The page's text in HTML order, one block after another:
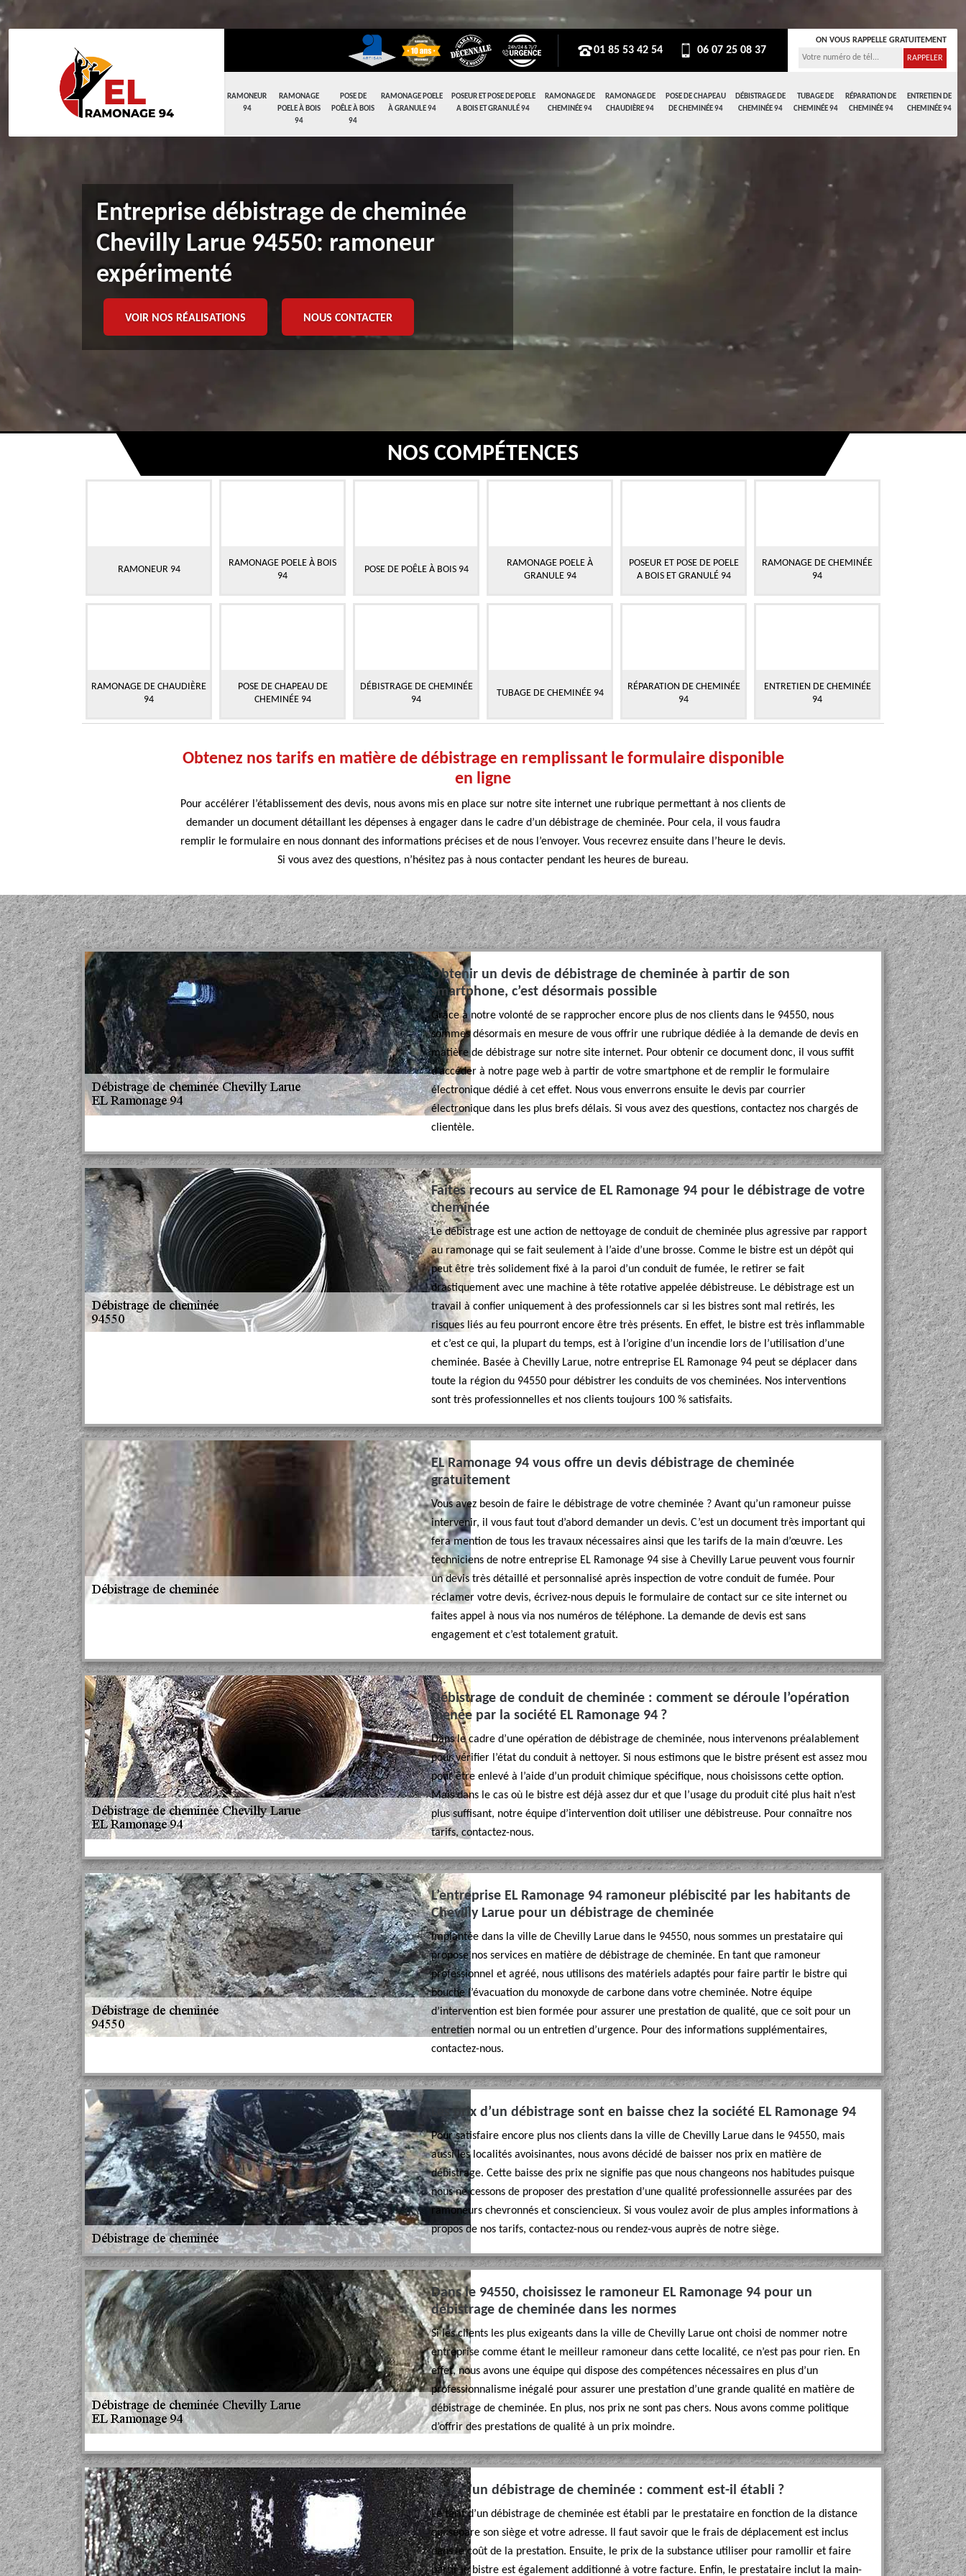
RAMONEUR
94
RAMONAGE
POELE À BOIS
94
POSE DE
POÊLE À BOIS
94
RAMONAGE POELE
À GRANULE 94
POSEUR ET POSE DE POELE
A BOIS ET GRANULÉ 94
RAMONAGE DE
CHEMINÉE 94
RAMONAGE DE
CHAUDIÈRE 94
POSE DE CHAPEAU
DE CHEMINÉE 94
DÉBISTRAGE DE
CHEMINÉE 94
TUBAGE DE
CHEMINÉE 94
RÉPARATION DE
CHEMINÉE 94
ENTRETIEN DE
CHEMINÉE 94
01 85 53 42 54 06 07 25 08 37
ON VOUS RAPPELLE GRATUITEMENT
Entreprise débistrage de cheminée
Chevilly Larue 94550: ramoneur
expérimenté
VOIR NOS RÉALISATIONS NOUS CONTACTER
NOS COMPÉTENCES
RAMONEUR 94
RAMONAGE POELE À BOIS
94
POSE DE POÊLE À BOIS 94
RAMONAGE POELE À
GRANULE 94
POSEUR ET POSE DE POELE
A BOIS ET GRANULÉ 94
RAMONAGE DE CHEMINÉE
94
RAMONAGE DE CHAUDIÈRE
94
POSE DE CHAPEAU DE
CHEMINÉE 94
DÉBISTRAGE DE CHEMINÉE
94
TUBAGE DE CHEMINÉE 94
RÉPARATION DE CHEMINÉE
94
ENTRETIEN DE CHEMINÉE
94
Obtenez nos tarifs en matière de débistrage en remplissant le formulaire disponible
en ligne
Pour accélérer l’établissement des devis, nous avons mis en place sur notre site internet une rubrique permettant à nos clients de
demander un document détaillant les dépenses à engager dans le cadre d’un débistrage de cheminée. Pour cela, il vous faudra
remplir le formulaire en nous donnant des informations précises et de nous l’envoyer. Vous recevrez ensuite dans l’heure le devis.
Si vous avez des questions, n’hésitez pas à nous contacter pendant les heures de bureau.
Obtenir un devis de débistrage de cheminée à partir de son
smartphone, c’est désormais possible
Grâce à notre volonté de se rapprocher encore plus de nos clients dans le 94550, nous
sommes désormais en mesure de vous offrir une rubrique dédiée à la demande de devis en
matière de débistrage sur notre site internet. Pour obtenir ce document donc, il vous suffit
d’accéder à notre page web à partir de votre smartphone et de remplir le formulaire
électronique dédié à cet effet. Nous vous enverrons ensuite le devis par courrier
électronique dans les plus brefs délais. Si vous avez des questions, contactez nos chargés de
clientèle.
Faites recours au service de EL Ramonage 94 pour le débistrage de votre
cheminée
Le débistrage est une action de nettoyage de conduit de cheminée plus agressive par rapport
au ramonage qui se fait seulement à l’aide d’une brosse. Comme le bistre est un dépôt qui
peut être très solidement fixé à la paroi d’un conduit de fumée, le retirer se fait
drastiquement avec une machine à tête rotative appelée débistreuse. Le débistrage est un
travail à confier uniquement à des professionnels car si les bistres sont mal retirés, les
risques liés au feu pourront encore être très présents. En effet, le bistre est très inflammable
et c’est ce qui, la plupart du temps, est à l’origine d’un incendie lors de l’utilisation d’une
cheminée. Basée à Chevilly Larue, notre entreprise EL Ramonage 94 peut se déplacer dans
toute la région du 94550 pour débistrer les conduits de vos cheminées. Nos interventions
sont très professionnelles et nos clients toujours 100 % satisfaits.
EL Ramonage 94 vous offre un devis débistrage de cheminée
gratuitement
Vous avez besoin de faire le débistrage de votre cheminée ? Avant qu’un ramoneur puisse
intervenir, il vous faut tout d’abord demander un devis. C’est un document très important qui
fera mention de tous les travaux nécessaires ainsi que les tarifs de la main d’œuvre. Les
techniciens de notre entreprise EL Ramonage 94 sise à Chevilly Larue peuvent vous fournir
un devis très détaillé et personnalisé après inspection de votre conduit de fumée. Pour
réclamer votre devis, écrivez-nous depuis le formulaire de contact sur ce site internet ou
faites appel à nous via nos numéros de téléphone. La demande de devis est sans
engagement et c’est totalement gratuit.
Débistrage de conduit de cheminée : comment se déroule l’opération
menée par la société EL Ramonage 94 ?
Dans le cadre d’une opération de débistrage de cheminée, nous intervenons préalablement
pour vérifier l’état du conduit à nettoyer. Si nous estimons que le bistre présent est assez mou
pour être enlevé à l’aide d’un produit chimique spécifique, nous choisissons cette option.
Mais dans le cas où le bistre est déjà assez dur et que l’usage du produit cité plus hait n’est
plus suffisant, notre équipe d’intervention doit utiliser une débistreuse. Pour connaître nos
tarifs, contactez-nous.
L’entreprise EL Ramonage 94 ramoneur plébiscité par les habitants de
Chevilly Larue pour un débistrage de cheminée
Implantée dans la ville de Chevilly Larue dans le 94550, nous sommes un prestataire qui
propose nos services en matière de débistrage de cheminée. En tant que ramoneur
professionnel et agréé, nous utilisons des matériels adaptés pour faire partir le bistre qui
bouche l’évacuation du monoxyde de carbone dans votre cheminée. Notre équipe
d’intervention est bien formée pour assurer une prestation de qualité, que ce soit pour un
entretien normal ou un entretien d’urgence. Pour des informations supplémentaires,
contactez-nous.
Les prix d’un débistrage sont en baisse chez la société EL Ramonage 94
Pour satisfaire encore plus nos clients dans la ville de Chevilly Larue dans le 94550, mais
aussi les localités avoisinantes, nous avons décidé de baisser nos prix en matière de
débistrage. Cette baisse des prix ne signifie pas que nous changeons nos habitudes puisque
nous ne cessons de proposer des prestation d’une qualité professionnelle assurées par des
ramoneurs chevronnés et consciencieux. Si vous voulez avoir de plus amples informations à
propos de nos tarifs, contactez-nous ou rendez-vous auprès de notre siège.
Dans le 94550, choisissez le ramoneur EL Ramonage 94 pour un
débistrage de cheminée dans les normes
Si les clients les plus exigeants dans la ville de Chevilly Larue ont choisi de nommer notre
entreprise comme étant le meilleur ramoneur dans cette localité, ce n’est pas pour rien. En
effet, nous avons une équipe qui dispose des compétences nécessaires en plus d’un
professionnalisme inégalé pour assurer une prestation d’une grande qualité en matière de
débistrage de cheminée. En plus, nos prix ne sont pas chers. Nous avons comme politique
d’offrir des prestations de qualité à un prix moindre.
Tarif d’un débistrage de cheminée : comment est-il établi ?
Le tarif d’un débistrage de cheminée est établi par le prestataire en fonction de la distance
qui sépare son siège et votre adresse. Il faut savoir que le frais de déplacement est inclus
dans le coût de la prestation. Ensuite, le prix de la substance utiliser pour ramollir et faire
partir le bistre est également additionné à votre facture. Enfin, le prestataire inclut la main-